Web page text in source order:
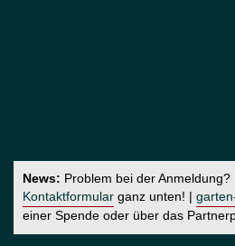
News: Problem bei der
Kontaktformular ganz unten! |
einer Spende oder über das